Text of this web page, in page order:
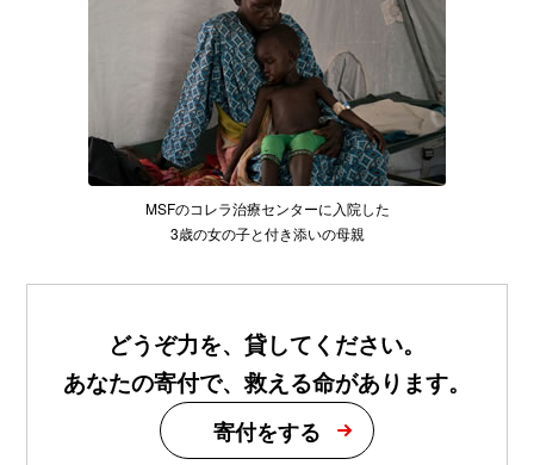
MSFのコレラ治療センターに入院した
3歳の女の子と付き添いの母親
どうぞ力を、貸してください。
あなたの寄付で、救える命があります。
寄付をする